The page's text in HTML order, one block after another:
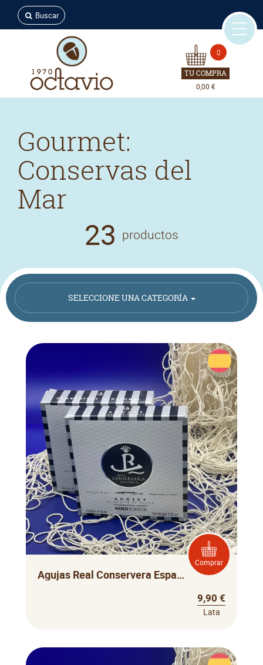
Buscar
0
TU COMPRA
0,00 €
Gourmet:
Conservas del
Mar
23 productos
SELECCIONE UNA CATEGORÍA
Comprar
Agujas Real Conservera Española
9,90 €
Lata